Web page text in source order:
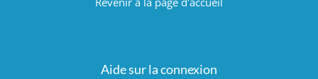
Aide sur la connexion